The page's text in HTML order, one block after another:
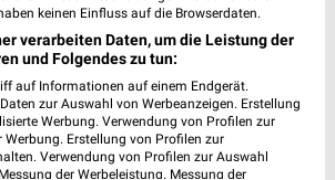
0,8 km
Angebote ab 06.08.
Gültig bis Mi. 12.08.
XXXLutz
keinen Einfluss auf die Browserdaten.
verarbeiten Daten, um die Leistung der
und Folgendes zu tun:
auf Informationen auf einem Endgerät.
zur Auswahl von Werbeanzeigen. Erstellung
Werbung. Verwendung von Profilen zur
Erstellung von Profilen zur
Verwendung von Profilen zur Auswahl
der Werbeleistung. Messung der